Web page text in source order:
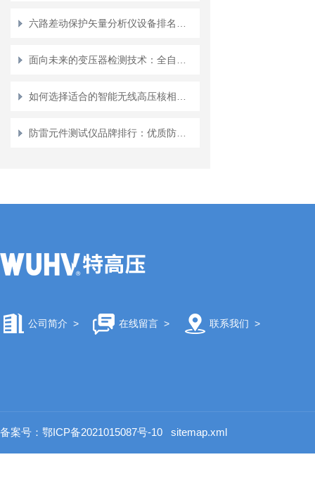
公司简介 > 在线留言> 联系我们 >
备案号：鄂ICP备2021015087号-10 sitemap.xml